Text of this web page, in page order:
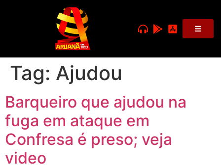
Tag: Ajudou
Barqueiro que ajudou na
fuga em ataque em
Confresa é preso; veja
video